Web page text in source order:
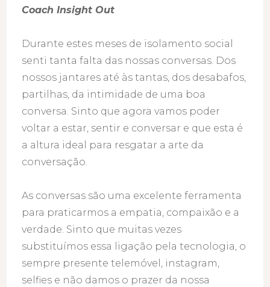
Coach Insight Out
Durante estes meses de isolamento social
senti tanta falta das nossas conversas. Dos
nossos jantares até às tantas, dos desabafos,
partilhas, da intimidade de uma boa
conversa. Sinto que agora vamos poder
voltar a estar, sentir e conversar e que esta é
a altura ideal para resgatar a arte da
conversação.
As conversas são uma excelente ferramenta
para praticarmos a empatia, compaixão e a
verdade. Sinto que muitas vezes
substituímos essa ligação pela tecnologia, o
sempre presente telemóvel, instagram,
selfies e não damos o prazer da nossa